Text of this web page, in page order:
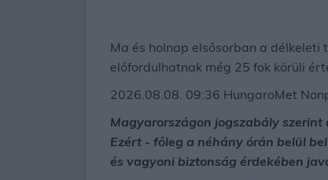
Ma és holnap elsősorban a
előfordulhatnak még 25 fok körüli
2026.08.08. 09:36 HungaroMet
Magyarországon jogszabály szerint
Ezért - főleg a néhány órán belül
és vagyoni biztonság érdekében